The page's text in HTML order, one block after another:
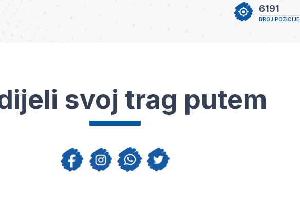
BROJ POZICIJE
6191
svoj trag putem